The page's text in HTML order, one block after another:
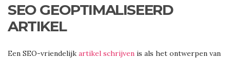
SEO GEOPTIMALISEERD
ARTIKEL
Een SEO-vriendelijk artikel schrijven is als het ontwerpen van